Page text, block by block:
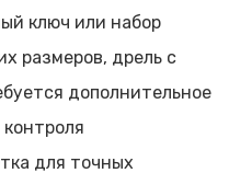
ключ или набор
размеров, дрель с
дополнительное
для точных